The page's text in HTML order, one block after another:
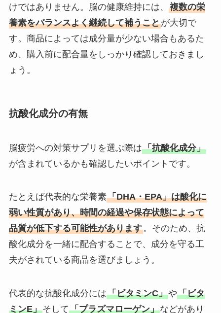
けではありません。脳の健康維持には、 複数の栄
養素をバランスよく継続して補うことが大切で
す。商品によっては成分量が少ない場合もあるた
め、購入前に配合量をしっかり確認しておきまし
ょう。
抗酸化成分の有無
脳疲労への対策サプリを選ぶ際は「抗酸化成分」
が含まれているかも確認したいポイントです。
たとえば代表的な栄養素「DHA・EPA」は酸化に
弱い性質があり、時間の経過や保存状態によって
品質が低下する可能性があります。そのため、抗
酸化成分を一緒に配合することで、成分を守る工
夫がされている商品を選びましょう。
代表的な抗酸化成分には「ビタミンC」や「ビタ
ミンE」そして「プラズマローゲン」などがあり